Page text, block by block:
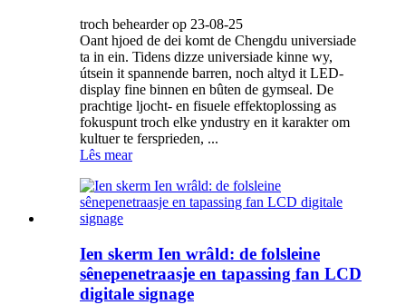
troch behearder op 23-08-25
Oant hjoed de dei komt de Chengdu universiade
ta in ein. Tidens dizze universiade kinne wy,
útsein it spannende barren, noch altyd it LED-
display fine binnen en bûten de gymseal. De
prachtige ljocht- en fisuele effektoplossing as
fokuspunt troch elke yndustry en it karakter om
kultuer te fersprieden, ...
Lês mear
Ien skerm Ien wrâld: de folsleine
sênepenetraasje en tapassing fan LCD
digitale signage